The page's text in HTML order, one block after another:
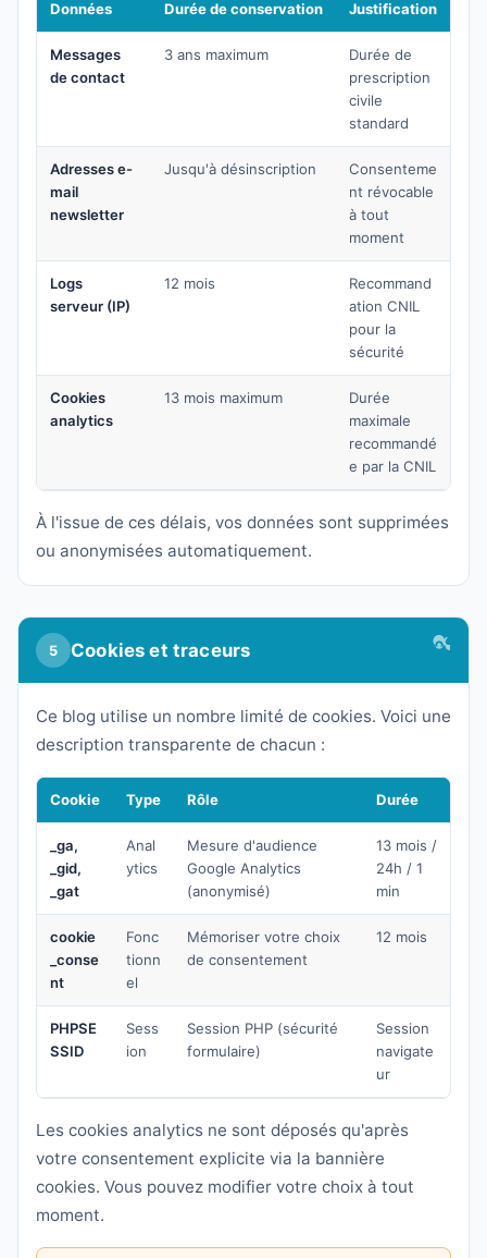
Données Durée de conservation Justification
Messages
de contact
3 ans maximum
Durée de
prescription
civile
standard
Adresses e-
mail
newsletter
Jusqu'à désinscription
Consenteme
nt révocable
à tout
moment
Logs
serveur (IP)
12 mois
Recommand
ation CNIL
pour la
sécurité
Cookies
analytics
13 mois maximum
Durée
maximale
recommandé
e par la CNIL
À l'issue de ces délais, vos données sont supprimées
ou anonymisées automatiquement.
5 Cookies et traceurs
Ce blog utilise un nombre limité de cookies. Voici une
description transparente de chacun :
Cookie Type Rôle Durée
_ga,
_gid,
_gat
Anal
ytics
Mesure d'audience
Google Analytics
(anonymisé)
13 mois /
24h / 1
min
cookie
_conse
nt
Fonc
tionn
el
Mémoriser votre choix
de consentement
12 mois
PHPSE
SSID
Sess
ion
Session PHP (sécurité
formulaire)
Session
navigate
ur
Les cookies analytics ne sont déposés qu'après
votre consentement explicite via la bannière
cookies. Vous pouvez modifier votre choix à tout
moment.